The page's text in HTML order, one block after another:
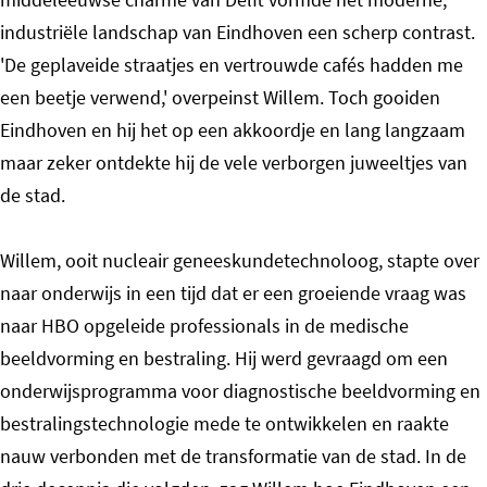
industriële landschap van Eindhoven een scherp contrast.
'De geplaveide straatjes en vertrouwde cafés hadden me
een beetje verwend,' overpeinst Willem. Toch gooiden
Eindhoven en hij het op een akkoordje en lang langzaam
maar zeker ontdekte hij de vele verborgen juweeltjes van
de stad.
Willem, ooit nucleair geneeskundetechnoloog, stapte over
naar onderwijs in een tijd dat er een groeiende vraag was
naar HBO opgeleide professionals in de medische
beeldvorming en bestraling. Hij werd gevraagd om een
onderwijsprogramma voor diagnostische beeldvorming en
bestralingstechnologie mede te ontwikkelen en raakte
nauw verbonden met de transformatie van de stad. In de